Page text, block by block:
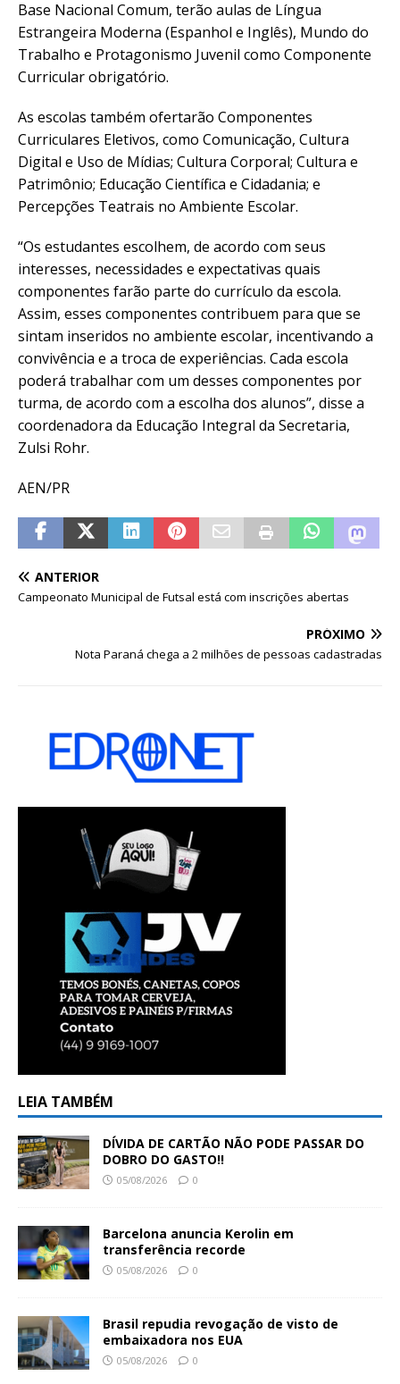
Base Nacional Comum, terão aulas de Língua
Estrangeira Moderna (Espanhol e Inglês), Mundo do
Trabalho e Protagonismo Juvenil como Componente
Curricular obrigatório.
As escolas também ofertarão Componentes
Curriculares Eletivos, como Comunicação, Cultura
Digital e Uso de Mídias; Cultura Corporal; Cultura e
Patrimônio; Educação Científica e Cidadania; e
Percepções Teatrais no Ambiente Escolar.
“Os estudantes escolhem, de acordo com seus
interesses, necessidades e expectativas quais
componentes farão parte do currículo da escola.
Assim, esses componentes contribuem para que se
sintam inseridos no ambiente escolar, incentivando a
convivência e a troca de experiências. Cada escola
poderá trabalhar com um desses componentes por
turma, de acordo com a escolha dos alunos”, disse a
coordenadora da Educação Integral da Secretaria,
Zulsi Rohr.
AEN/PR
ANTERIOR
Campeonato Municipal de Futsal está com inscrições abertas
PRÓXIMO
Nota Paraná chega a 2 milhões de pessoas cadastradas
LEIA TAMBÉM
DÍVIDA DE CARTÃO NÃO PODE PASSAR DO
DOBRO DO GASTO!!
05/08/2026 0
Barcelona anuncia Kerolin em
transferência recorde
05/08/2026 0
Brasil repudia revogação de visto de
embaixadora nos EUA
05/08/2026 0